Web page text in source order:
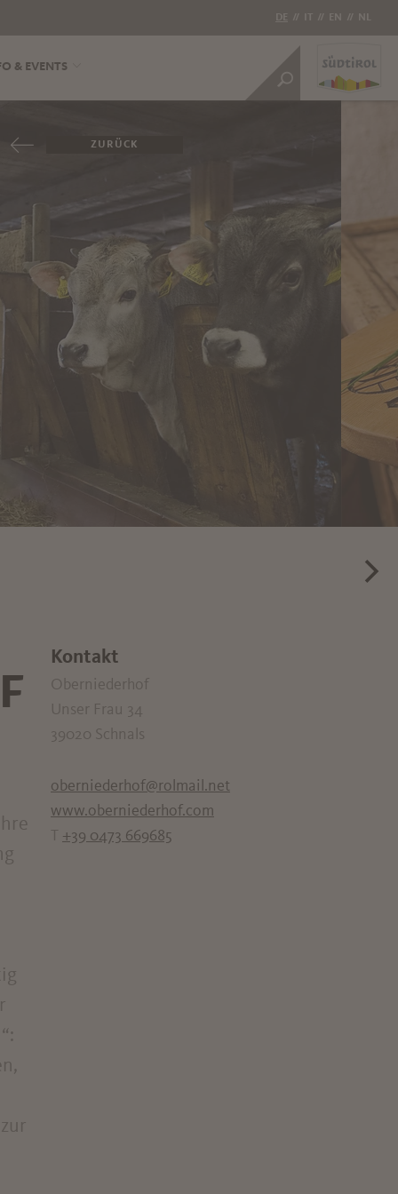
DE // IT // EN // NL
& EVENTS
ZURÜCK
Kontakt
Oberniederhof
Unser Frau 34
39020 Schnals
oberniederhof@rolmail.net
www.oberniederhof.com
T +39 0473 669685